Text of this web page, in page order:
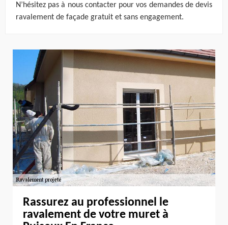
N’hésitez pas à nous contacter pour vos demandes de devis
ravalement de façade gratuit et sans engagement.
Rassurez au professionnel le
ravalement de votre muret à